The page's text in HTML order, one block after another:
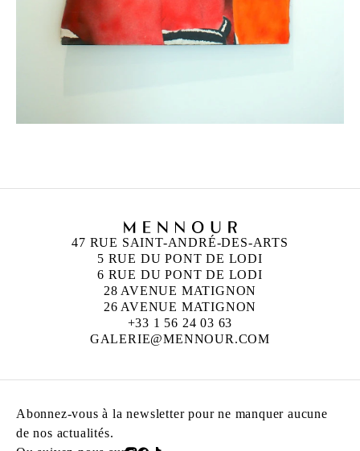
47 RUE SAINT-ANDRÉ-DES-ARTS
5 RUE DU PONT DE LODI
6 RUE DU PONT DE LODI
28 AVENUE MATIGNON
26 AVENUE MATIGNON
+33 1 56 24 03 63
GALERIE@MENNOUR.COM
Abonnez-vous à la newsletter pour ne manquer aucune
de nos actualités.